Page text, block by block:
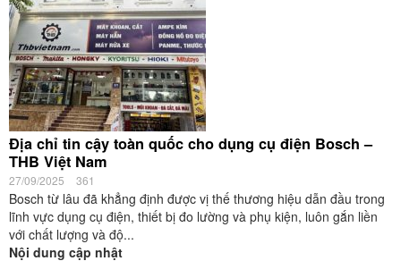
Địa chỉ tin cậy toàn quốc cho dụng cụ điện Bosch –
THB Việt Nam
27/09/2025 361
Bosch từ lâu đã khẳng định được vị thế thương hiệu dẫn đầu trong
lĩnh vực dụng cụ điện, thiết bị đo lường và phụ kiện, luôn gắn liền
với chất lượng và độ...
Nội dung cập nhật